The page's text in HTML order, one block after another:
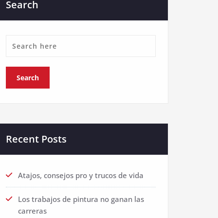
Search
Recent Posts
Atajos, consejos pro y trucos de vida
Los trabajos de pintura no ganan las
carreras